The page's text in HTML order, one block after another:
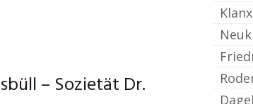
– Sozietät Dr.